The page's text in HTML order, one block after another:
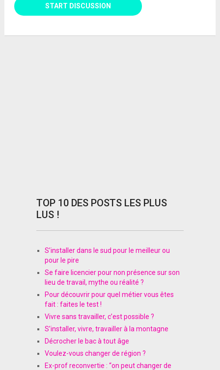
TOP 10 DES POSTS LES PLUS
LUS !
S’installer dans le sud pour le meilleur ou
pour le pire
Se faire licencier pour non présence sur son
lieu de travail, mythe ou réalité ?
Pour découvrir pour quel métier vous êtes
fait : faites le test !
Vivre sans travailler, c’est possible ?
S’installer, vivre, travailler à la montagne
Décrocher le bac à tout âge
Voulez-vous changer de région ?
Ex-prof reconvertie : “on peut changer de